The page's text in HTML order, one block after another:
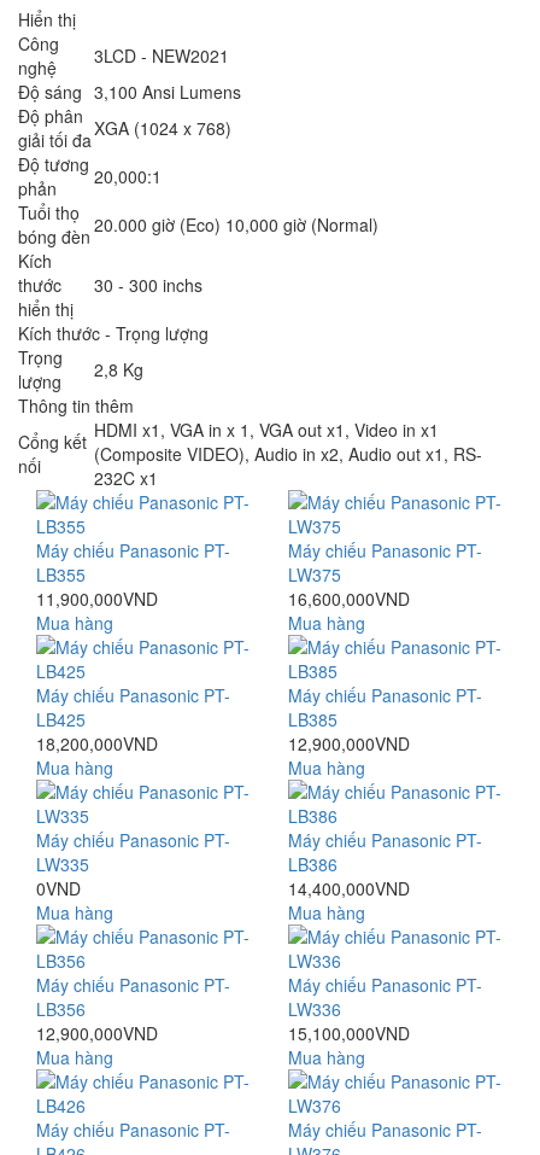
Hiển thị
Công
nghệ
3LCD - NEW2021
Độ sáng 3,100 Ansi Lumens
Độ phân
giải tối đaXGA (1024 x 768)
Độ tương
phản
20,000:1
Tuổi thọ
bóng đèn 20.000 giờ (Eco) 10,000 giờ (Normal)
Kích
thước
hiển thị
30 - 300 inchs
Kích thước - Trọng lượng
Trọng
lượng
2,8 Kg
Thông tin thêm
Cổng kết
nối
HDMI x1, VGA in x 1, VGA out x1, Video in x1
(Composite VIDEO), Audio in x2, Audio out x1, RS-
232C x1
Máy chiếu Panasonic PT-
LB355
11,900,000VND
Mua hàng
Máy chiếu Panasonic PT-
LW375
16,600,000VND
Mua hàng
Máy chiếu Panasonic PT-
LB425
18,200,000VND
Mua hàng
Máy chiếu Panasonic PT-
LB385
12,900,000VND
Mua hàng
Máy chiếu Panasonic PT-
LW335
0VND
Mua hàng
Máy chiếu Panasonic PT-
LB386
14,400,000VND
Mua hàng
Máy chiếu Panasonic PT-
LB356
12,900,000VND
Mua hàng
Máy chiếu Panasonic PT-
LW336
15,100,000VND
Mua hàng
Máy chiếu Panasonic PT-
Máy chiếu Panasonic PT-